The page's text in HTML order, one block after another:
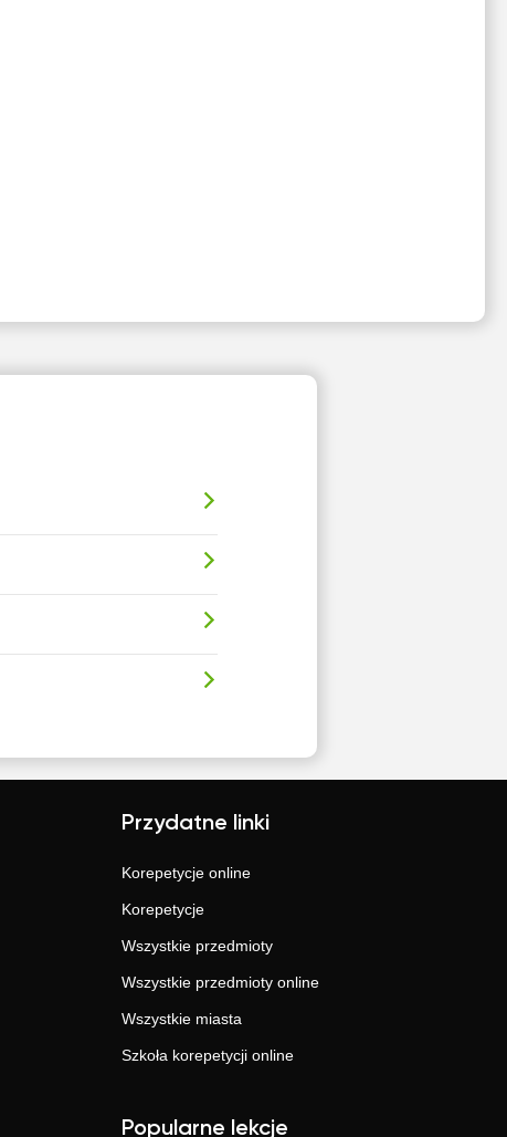
Przydatne linki
Korepetycje online
Korepetycje
Wszystkie przedmioty
Wszystkie przedmioty online
Wszystkie miasta
Szkoła korepetycji online
Popularne lekcje